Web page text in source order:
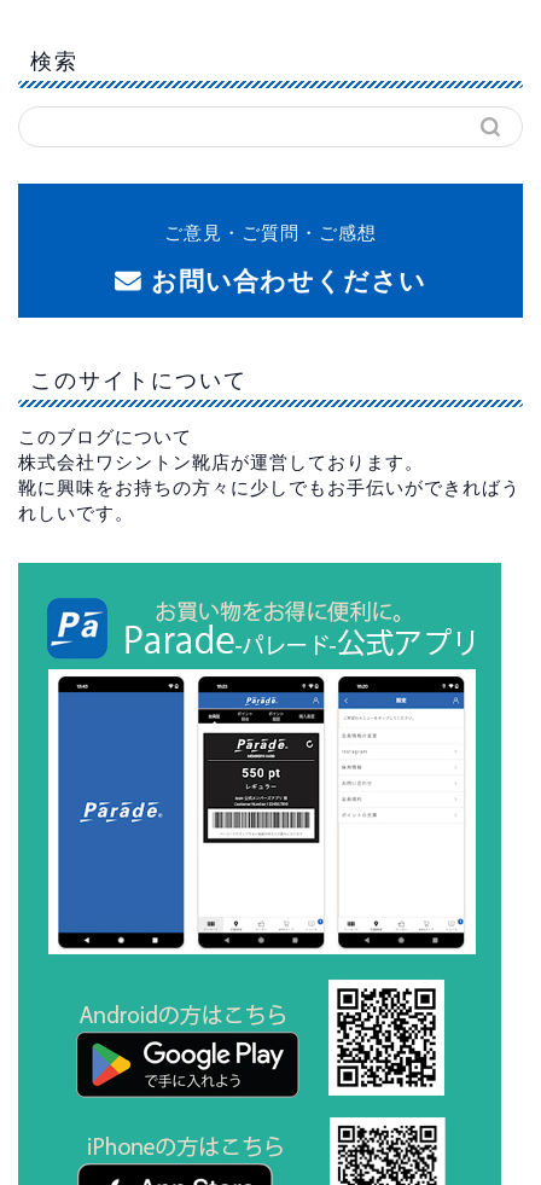
検索
ご意見・ご質問・ご感想
お問い合わせください
このサイトについて
このブログについて
株式会社ワシントン靴店が運営しております。
靴に興味をお持ちの方々に少しでもお手伝いができればう
れしいです。